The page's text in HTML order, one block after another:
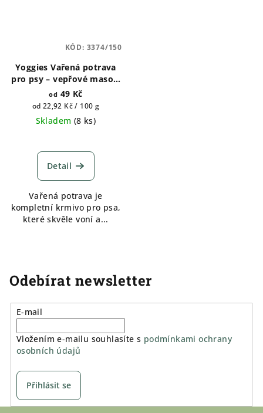
Yoggies Vařená potrava
pro psy – vepřové maso s
rýží 150g, 650g
od 49 Kč
Měrná
cena:
od 22,92 Kč / 100 g
Skladem (8 ks)
Detail
Vařená potrava je
kompletní krmivo pro psa,
které skvěle voní a...
KÓD: 3374/150
Odebírat newsletter
E-mail
Vložením e-mailu souhlasíte s podmínkami ochrany
osobních údajů
Přihlásit se